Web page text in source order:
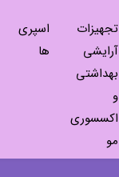
تجهیزات
آرایشی
بهداشتی
و
اکسسوری
مو
اسپری
ها